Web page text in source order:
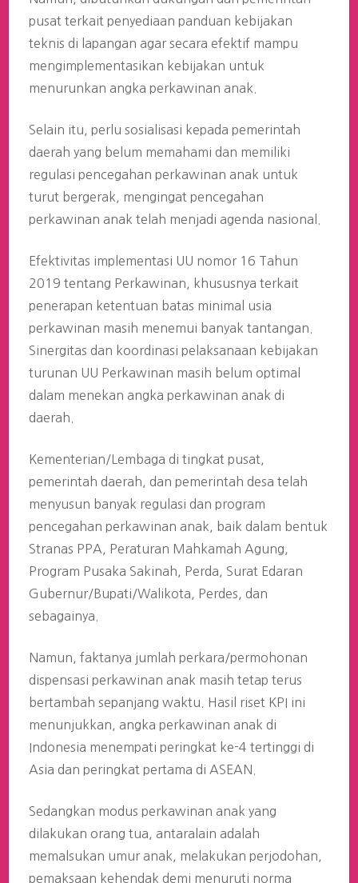
pusat terkait penyediaan panduan kebijakan
teknis di lapangan agar secara efektif mampu
mengimplementasikan kebijakan untuk
menurunkan angka perkawinan anak.
Selain itu, perlu sosialisasi kepada pemerintah
daerah yang belum memahami dan memiliki
regulasi pencegahan perkawinan anak untuk
turut bergerak, mengingat pencegahan
perkawinan anak telah menjadi agenda nasional.
Efektivitas implementasi UU nomor 16 Tahun
2019 tentang Perkawinan, khususnya terkait
penerapan ketentuan batas minimal usia
perkawinan masih menemui banyak tantangan.
Sinergitas dan koordinasi pelaksanaan kebijakan
turunan UU Perkawinan masih belum optimal
dalam menekan angka perkawinan anak di
daerah.
Kementerian/Lembaga di tingkat pusat,
pemerintah daerah, dan pemerintah desa telah
menyusun banyak regulasi dan program
pencegahan perkawinan anak, baik dalam bentuk
Stranas PPA, Peraturan Mahkamah Agung,
Program Pusaka Sakinah, Perda, Surat Edaran
Gubernur/Bupati/Walikota, Perdes, dan
sebagainya.
Namun, faktanya jumlah perkara/permohonan
dispensasi perkawinan anak masih tetap terus
bertambah sepanjang waktu. Hasil riset KPI ini
menunjukkan, angka perkawinan anak di
Indonesia menempati peringkat ke-4 tertinggi di
Asia dan peringkat pertama di ASEAN.
Sedangkan modus perkawinan anak yang
dilakukan orang tua, antaralain adalah
memalsukan umur anak, melakukan perjodohan,
pemaksaan kehendak demi menuruti norma